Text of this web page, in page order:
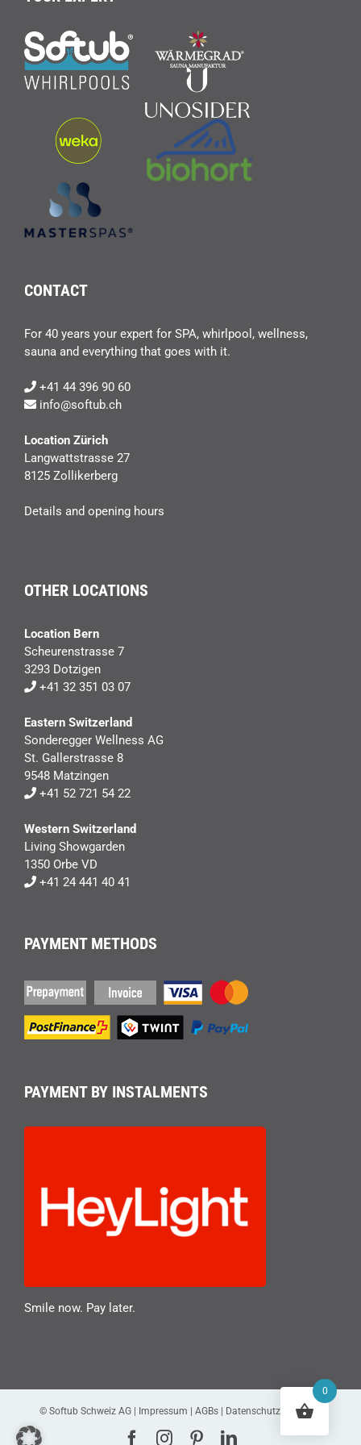
CONTACT
For 40 years your expert for SPA, whirlpool, wellness,
sauna and everything that goes with it.
+41 44 396 90 60
info@softub.ch
Location Zürich
Langwattstrasse 27
8125 Zollikerberg
Details and opening hours
OTHER LOCATIONS
Location Bern
Scheurenstrasse 7
3293 Dotzigen
+41 32 351 03 07
Eastern Switzerland
Sonderegger Wellness AG
St. Gallerstrasse 8
9548 Matzingen
+41 52 721 54 22
Western Switzerland
Living Showgarden
1350 Orbe VD
+41 24 441 40 41
PAYMENT METHODS
PAYMENT BY INSTALMENTS
Smile now. Pay later.
© Softub Schweiz AG | Impressum AGBs Datenschutzerklärung
Facebook
Instagram
PinterestLinkedIn
0